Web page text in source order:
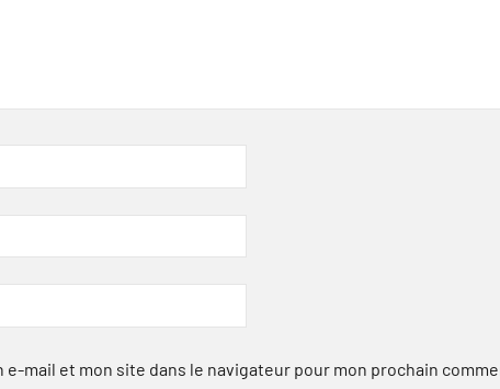
mail et mon site dans le navigateur pour mon prochain